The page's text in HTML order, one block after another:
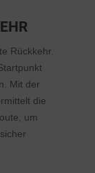
Rückkehr.
Mit der
die
um